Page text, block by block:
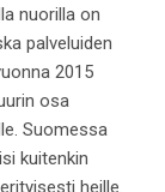
nuorilla on
palveluiden
2015
osa
Suomessa
kuitenkin
heille.